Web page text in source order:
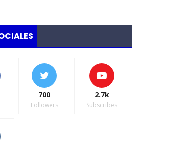
700
Followers
2.7k
Subscribes